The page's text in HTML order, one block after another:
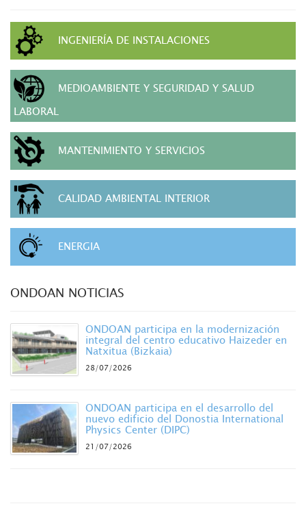
INGENIERÍA DE INSTALACIONES
MEDIOAMBIENTE Y SEGURIDAD Y SALUD
LABORAL
MANTENIMIENTO Y SERVICIOS
CALIDAD AMBIENTAL INTERIOR
ENERGIA
ONDOAN NOTICIAS
ONDOAN participa en la modernización
integral del centro educativo Haizeder en
Natxitua (Bizkaia)
28/07/2026
ONDOAN participa en el desarrollo del
nuevo edificio del Donostia International
Physics Center (DIPC)
21/07/2026